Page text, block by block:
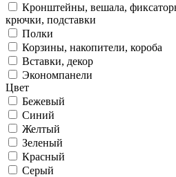
Кронштейны, вешала,
крючки, подставки
Полки
Корзины, накопители, короба
Вставки, декор
Экономпанели
Цвет
Бежевый
Синий
Желтый
Зеленый
Красный
Серый